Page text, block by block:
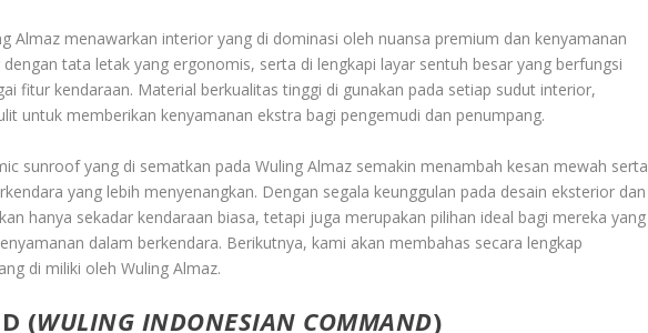
Almaz menawarkan interior yang di dominasi oleh nuansa premium dan kenyamanan
tata letak yang ergonomis, serta di lengkapi layar sentuh besar yang berfungsi
fitur kendaraan. Material berkualitas tinggi di gunakan pada setiap sudut interior,
untuk memberikan kenyamanan ekstra bagi pengemudi dan penumpang.
sunroof yang di sematkan pada Wuling Almaz semakin menambah kesan mewah serta
yang lebih menyenangkan. Dengan segala keunggulan pada desain eksterior dan
hanya sekadar kendaraan biasa, tetapi juga merupakan pilihan ideal bagi mereka yang
dalam berkendara. Berikutnya, kami akan membahas secara lengkap
di miliki oleh Wuling Almaz.
(WULING INDONESIAN COMMAND)